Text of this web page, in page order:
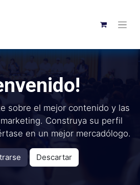
sobre el mejor contenido y las
Construya su perfil
en un mejor mercadólogo.
Descartar